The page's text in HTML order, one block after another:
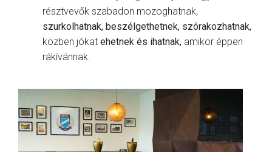
résztvevők szabadon mozoghatnak,
szurkolhatnak, beszélgethetnek, szórakozhatnak,
közben jókat ehetnek és ihatnak, amikor éppen
rákívánnak.